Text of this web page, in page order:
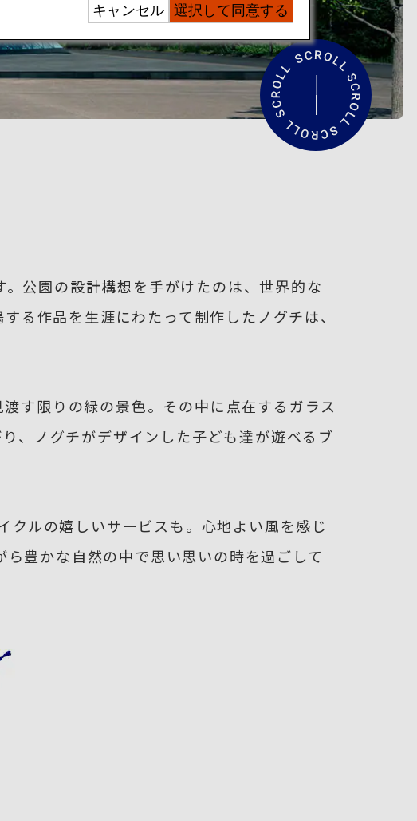
紹
介
文
を
読
公園の設計構想を手がけたのは、世界的な
る作品を生涯にわたって制作したノグチは、
す限りの緑の景色。その中に点在するガラス
、ノグチがデザインした子ども達が遊べるブ
ルの嬉しいサービスも。心地よい風を感じ
豊かな自然の中で思い思いの時を過ごして
選択して同意する
キャンセル